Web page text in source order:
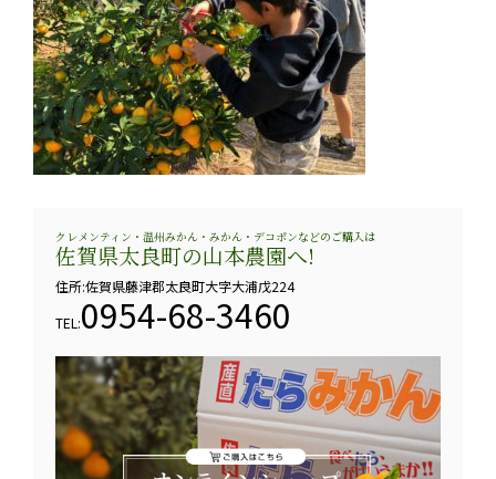
クレメンティン・温州みかん・みかん・デコポンなどのご購入は
佐賀県太良町の山本農園へ!
住所:佐賀県藤津郡太良町大字大浦戊224
TEL:0954-68-3460